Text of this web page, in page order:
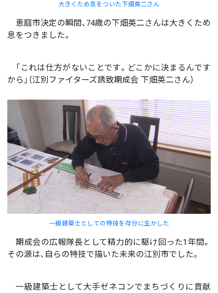
大きくため息をついた下畑英二さん
恵庭市決定の瞬間、74歳の下畑英二さんは大きくため
息をつきました。
「これは仕方がないことです。どこかに決まるんです
から」（江別ファイターズ誘致期成会 下畑英二さん）
一級建築士としての特技を存分に生かした
期成会の広報隊長として精力的に駆け回った1年間。
その源は、自らの特技で描いた未来の江別市でした。
一級建築士として大手ゼネコンでまちづくりに貢献